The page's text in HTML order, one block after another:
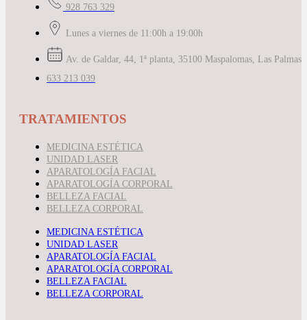
928 763 329
Lunes a viernes de 11:00h a 19:00h
Av. de Galdar, 44, 1ª planta, 35100 Maspalomas, Las Palmas
633 213 039
TRATAMIENTOS
MEDICINA ESTÉTICA
UNIDAD LASER
APARATOLOGÍA FACIAL
APARATOLOGÍA CORPORAL
BELLEZA FACIAL
BELLEZA CORPORAL
MEDICINA ESTÉTICA
UNIDAD LASER
APARATOLOGÍA FACIAL
APARATOLOGÍA CORPORAL
BELLEZA FACIAL
BELLEZA CORPORAL